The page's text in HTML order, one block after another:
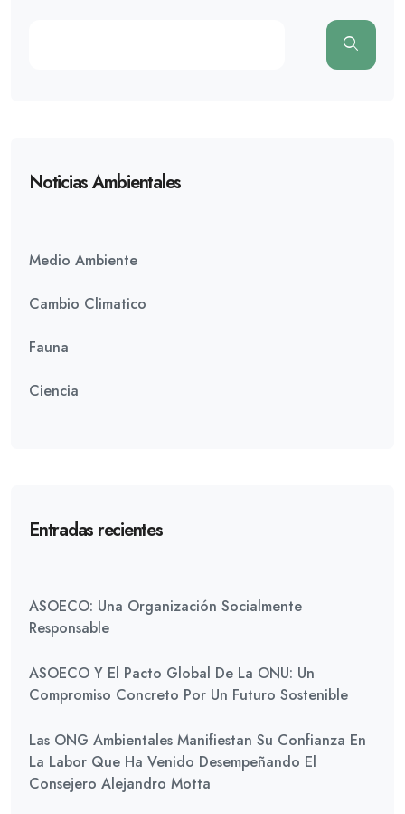
Noticias Ambientales
Medio Ambiente
Cambio Climatico
Fauna
Ciencia
Entradas recientes
ASOECO: Una Organización Socialmente
Responsable
ASOECO Y El Pacto Global De La ONU: Un
Compromiso Concreto Por Un Futuro Sostenible
Las ONG Ambientales Manifiestan Su Confianza En
La Labor Que Ha Venido Desempeñando El
Consejero Alejandro Motta